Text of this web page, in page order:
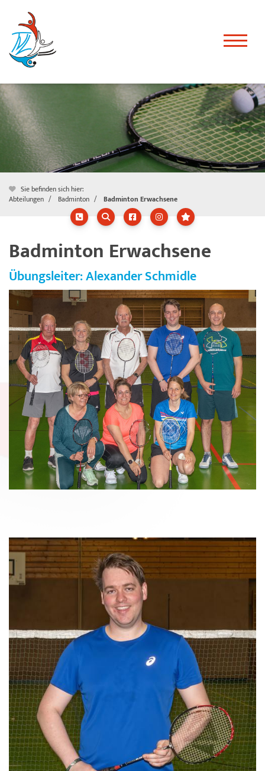
Sie befinden sich hier:
Abteilungen
Badminton Badminton Erwachsene
Badminton Erwachsene
Übungsleiter: Alexander Schmidle